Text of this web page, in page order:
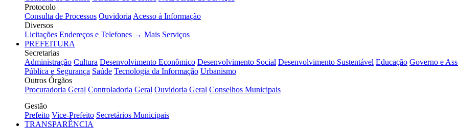
Protocolo
Consulta de Processos Ouvidoria Acesso à Informação
Diversos
Licitações Endereços e Telefones → Mais Serviços
PREFEITURA
Secretarias
Administração Cultura Desenvolvimento Econômico Desenvolvimento Social Desenvolvimento Sustentável Educação Governo e
Pública e Segurança Saúde Tecnologia da Informação Urbanismo
Outros Órgãos
Procuradoria Geral Controladoria Geral Ouvidoria Geral Conselhos Municipais
Gestão
Prefeito Vice-Prefeito Secretários Municipais
TRANSPARÊNCIA